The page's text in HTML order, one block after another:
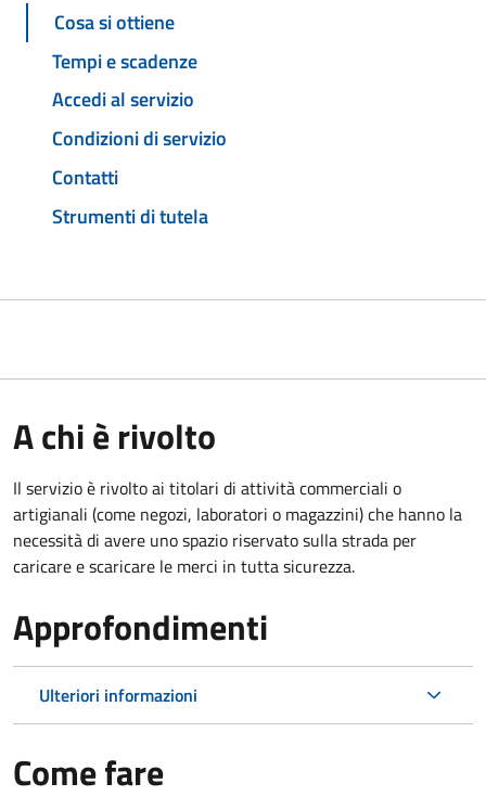
Cosa si ottiene
Tempi e scadenze
Accedi al servizio
Condizioni di servizio
Contatti
Strumenti di tutela
A chi è rivolto
Il servizio è rivolto ai titolari di attività commerciali o
artigianali (come negozi, laboratori o magazzini) che hanno la
necessità di avere uno spazio riservato sulla strada per
caricare e scaricare le merci in tutta sicurezza.
Approfondimenti
Ulteriori informazioni
Come fare